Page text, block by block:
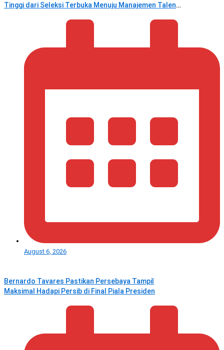
Tinggi dari Seleksi Terbuka Menuju Manajemen Talenta
August 6, 2026
Bernardo Tavares Pastikan Persebaya Tampil
Maksimal Hadapi Persib di Final Piala Presiden